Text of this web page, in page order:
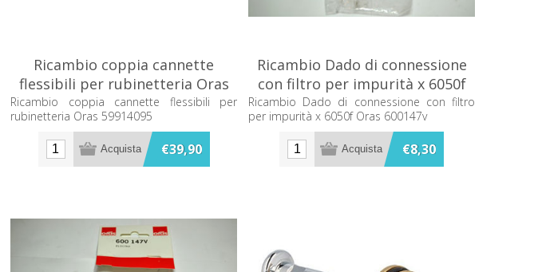
Ricambio coppia cannette
flessibili per rubinetteria Oras
59914095
Ricambio coppia cannette flessibili per
rubinetteria Oras 59914095
€39,90
Ricambio Dado di connessione
con filtro per impurità x 6050f
Oras 600147v
Ricambio Dado di connessione con filtro
per impurità x 6050f Oras 600147v
€8,30